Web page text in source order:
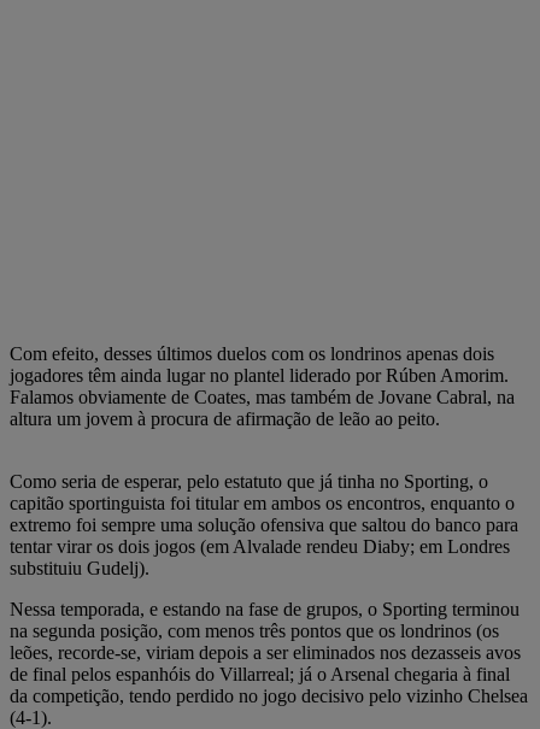
Com efeito, desses últimos duelos com os londrinos apenas dois
jogadores têm ainda lugar no plantel liderado por Rúben Amorim.
Falamos obviamente de Coates, mas também de Jovane Cabral, na
altura um jovem à procura de afirmação de leão ao peito.
Como seria de esperar, pelo estatuto que já tinha no Sporting, o
capitão sportinguista foi titular em ambos os encontros, enquanto o
extremo foi sempre uma solução ofensiva que saltou do banco para
tentar virar os dois jogos (em Alvalade rendeu Diaby; em Londres
substituiu Gudelj).
Nessa temporada, e estando na fase de grupos, o Sporting terminou
na segunda posição, com menos três pontos que os londrinos (os
leões, recorde-se, viriam depois a ser eliminados nos dezasseis avos
de final pelos espanhóis do Villarreal; já o Arsenal chegaria à final
da competição, tendo perdido no jogo decisivo pelo vizinho Chelsea
(4-1).